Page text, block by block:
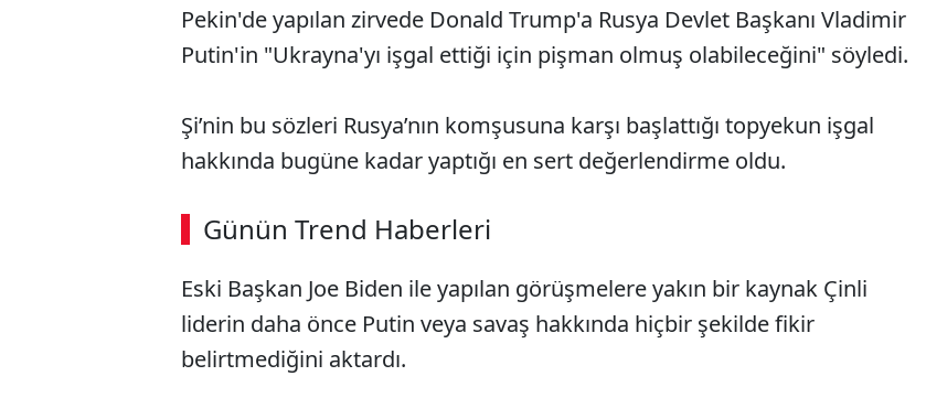
Pekin'de yapılan zirvede Donald Trump'a Rusya Devlet Başkanı Vladimir
Putin'in "Ukrayna'yı işgal ettiği için pişman olmuş olabileceğini" söyledi.
Şi’nin bu sözleri Rusya’nın komşusuna karşı başlattığı topyekun işgal
hakkında bugüne kadar yaptığı en sert değerlendirme oldu.
Günün Trend Haberleri
00:02 / 08:15
Sesi Aç
Eski Başkan Joe Biden ile yapılan görüşmelere yakın bir kaynak Çinli
liderin daha önce Putin veya savaş hakkında hiçbir şekilde fikir
belirtmediğini aktardı.